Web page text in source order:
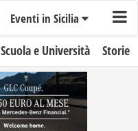
Eventi in Sicilia
Scuola e Università Storie